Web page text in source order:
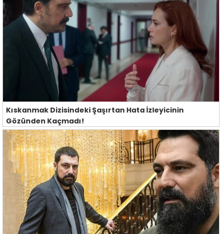
Kıskanmak Dizisindeki Şaşırtan Hata İzleyicinin
Gözünden Kaçmadı!